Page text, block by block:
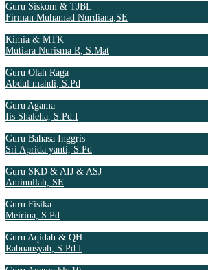
Guru Siskom & TJBL
Firman Muhamad Nurdiana,SE
Kimia & MTK
Mutiara Nurisma R, S.Mat
Guru Olah Raga
Abdul mahdi, S.Pd
Guru Agama
Iis Shaleha, S.Pd.I
Guru Bahasa Inggris
Sri Aprida yanti, S.Pd
Guru SKD & AIJ & ASJ
Aminullah, SE
Guru Fisika
Meirina, S.Pd
Guru Aqidah & QH
Rabuansyah, S.Pd.I